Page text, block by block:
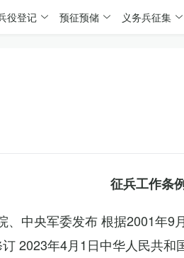
役登记 预征预储 义务兵征集
征兵工作条
、中央军委发布 根据2001年
2023年4月1日中华人民共